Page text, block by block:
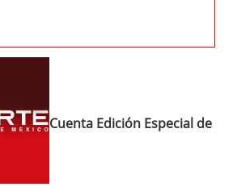
Cuenta Edición Especial de